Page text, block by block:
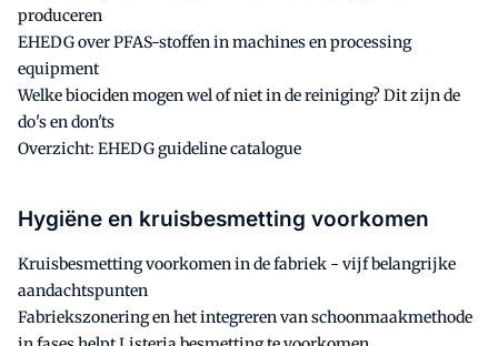
produceren
EHEDG over PFAS-stoffen in machines en processing
equipment
Welke biociden mogen wel of niet in de reiniging? Dit zijn de
do's en don'ts
Overzicht: EHEDG guideline catalogue
Hygiëne en kruisbesmetting voorkomen
Kruisbesmetting voorkomen in de fabriek - vijf belangrijke
aandachtspunten
Fabriekszonering en het integreren van schoonmaakmethode